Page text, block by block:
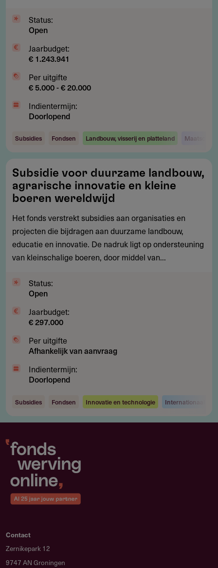
Status:
Open
Jaarbudget:
€ 1.243.941
Per uitgifte
€ 5.000 - € 20.000
Indientermijn:
Doorlopend
Subsidies Fondsen Landbouw, visserij en platteland
voor
duurzame
landbouw,
agrarische
innovatie
en
kleine
wereldwijd
Subsidie voor duurzame landbouw,
agrarische innovatie en kleine
boeren wereldwijd
Het fonds verstrekt subsidies aan organisaties en
projecten die bijdragen aan duurzame landbouw,
educatie en innovatie. De nadruk ligt op ondersteuning
van kleinschalige boeren, door middel van...
Status:
Open
Jaarbudget:
€ 297.000
Per uitgifte
Afhankelijk van aanvraag
Indientermijn:
Doorlopend
Subsidies Fondsen Innovatie en technologie Internationaal
Contact
Zernikepark 12
9747 AN Groningen